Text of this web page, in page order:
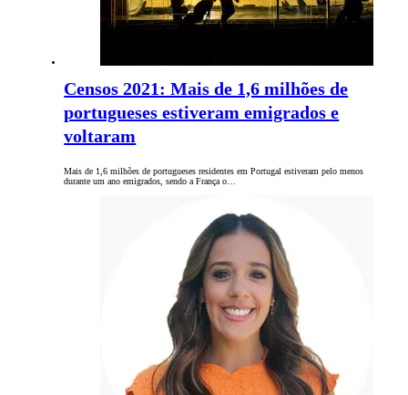
Censos 2021: Mais de 1,6 milhões de
portugueses estiveram emigrados e
voltaram
Mais de 1,6 milhões de portugueses residentes em Portugal estiveram pelo menos
durante um ano emigrados, sendo a França o…